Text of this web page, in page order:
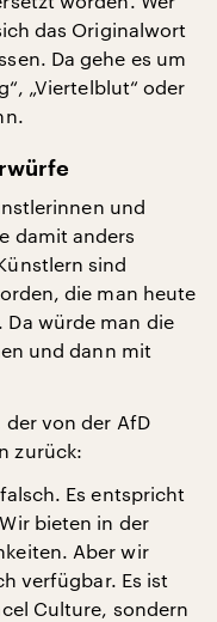
das Originalwort
Da gehe es um
„Viertelblut“ oder
und
damit anders
sind
die man heute
würde man die
und dann mit
von der AfD
zurück:
Es entspricht
bieten in der
Aber wir
verfügbar. Es ist
Culture, sondern